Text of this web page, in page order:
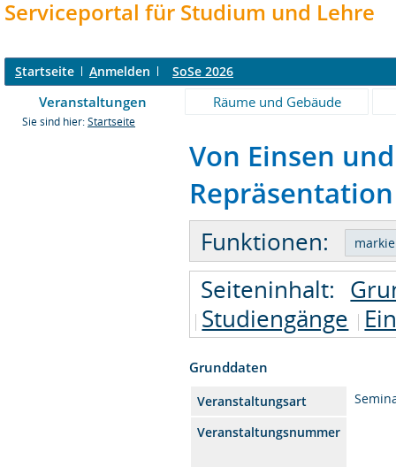
Serviceportal für Studium und Lehre
Startseite Anmelden SoSe 2026
Veranstaltungen Räume und Gebäude
Sie sind hier: Startseite
Von Einsen
Funktionen:
Seiteninhalt:
Studiengänge
Grunddaten
Veranstaltungsart
Veranstaltungsnummer